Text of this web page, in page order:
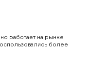
работает на рынке
более